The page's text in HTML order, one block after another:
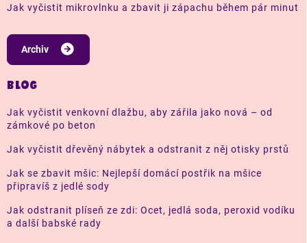
Jak vyčistit mikrovlnku a zbavit ji zápachu během pár minut
Archiv
BLOG
Jak vyčistit venkovní dlažbu, aby zářila jako nová – od
zámkové po beton
Jak vyčistit dřevěný nábytek a odstranit z něj otisky prstů
Jak se zbavit mšic: Nejlepší domácí postřik na mšice
připravíš z jedlé sody
Jak odstranit plíseň ze zdi: Ocet, jedlá soda, peroxid vodíku
a další babské rady